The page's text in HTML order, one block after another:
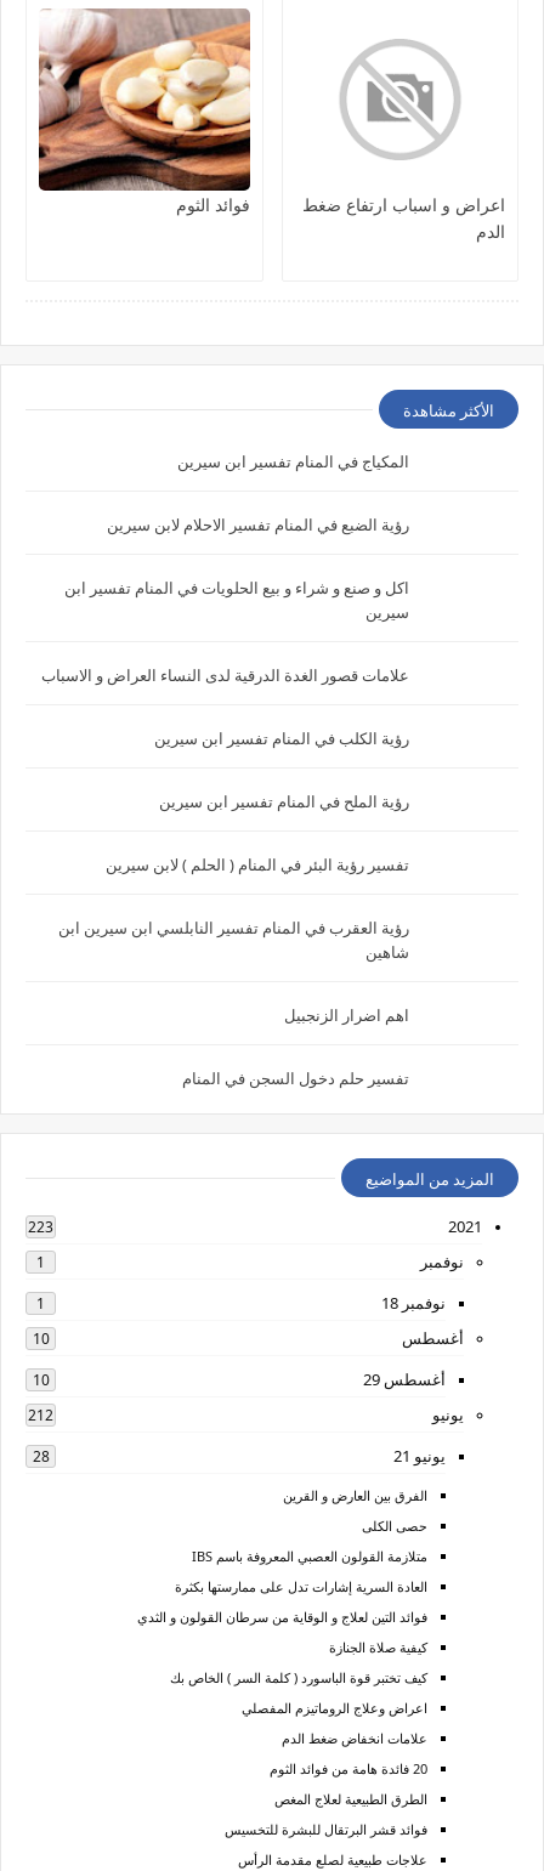
اعراض و اسباب ارتفاع ضغط
الدم
فوائد الثوم
الأكثر مشاهدة
المكياج في المنام تفسير ابن سيرين
رؤية الضبع في المنام تفسير الاحلام لابن سيرين
اكل و صنع و شراء و بيع الحلويات في المنام تفسير ابن
سيرين
علامات قصور الغدة الدرقية لدى النساء العراض و الاسباب
رؤية الكلب في المنام تفسير ابن سيرين
رؤية الملح في المنام تفسير ابن سيرين
تفسير رؤية البئر في المنام ( الحلم ) لابن سيرين
رؤية العقرب في المنام تفسير النابلسي ابن سيرين ابن
شاهين
اهم اضرار الزنجبيل
تفسير حلم دخول السجن في المنام
المزيد من المواضيع
2021
223
نوفمبر 1
نوفمبر 18 1
أغسطس 10
أغسطس 29 10
يونيو 212
يونيو 21 28
الفرق بين العارض و القرين
حصى الكلى
متلازمة القولون العصبي المعروفة باسم IBS
العادة السرية إشارات تدل على ممارستها بكثرة
فوائد التين لعلاج و الوقاية من سرطان القولون و الثدي
كيفية صلاة الجنازة
كيف تختبر قوة الباسورد ( كلمة السر ) الخاص بك
اعراض وعلاج الروماتيزم المفصلي
علامات انخفاض ضغط الدم
20 فائدة هامة من فوائد الثوم
الطرق الطبيعية لعلاج المغص
فوائد قشر البرتقال للبشرة للتخسيس
علاجات طبيعية لصلع مقدمة الرأس